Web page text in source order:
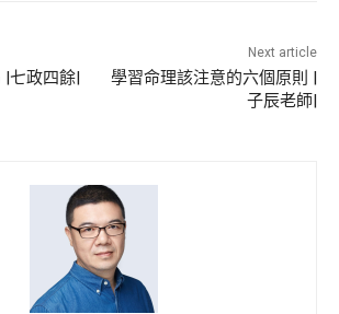
|七政四餘|
Next article
學習命理該注意的六個原則 |
子辰老師|